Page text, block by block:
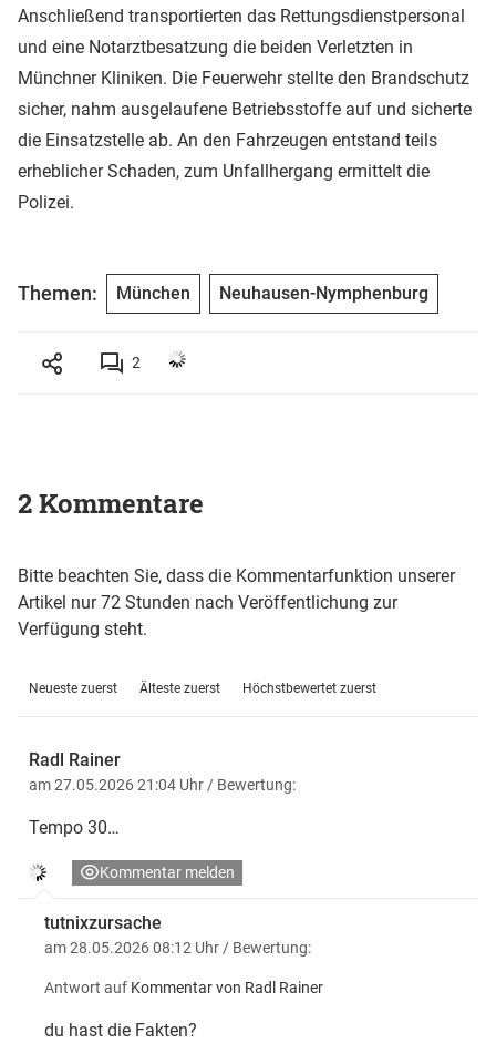
Anschließend transportierten das Rettungsdienstpersonal
und eine Notarztbesatzung die beiden Verletzten in
Münchner Kliniken. Die Feuerwehr stellte den Brandschutz
sicher, nahm ausgelaufene Betriebsstoffe auf und sicherte
die Einsatzstelle ab. An den Fahrzeugen entstand teils
erheblicher Schaden, zum Unfallhergang ermittelt die
Polizei.
Themen: München Neuhausen-Nymphenburg
2
2 Kommentare
Bitte beachten Sie, dass die Kommentarfunktion unserer
Artikel nur 72 Stunden nach Veröffentlichung zur
Verfügung steht.
Neueste zuerst Älteste zuerst Höchstbewertet zuerst
Radl Rainer
am 27.05.2026 21:04 Uhr / Bewertung:
Tempo 30…
Kommentar melden
tutnixzursache
am 28.05.2026 08:12 Uhr / Bewertung:
Antwort auf Kommentar von Radl Rainer
du hast die Fakten?